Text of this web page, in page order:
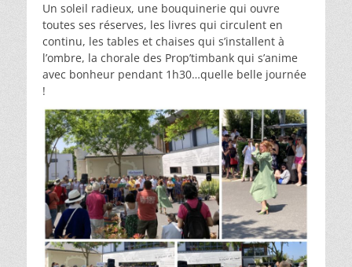
Un soleil radieux, une bouquinerie qui ouvre
toutes ses réserves, les livres qui circulent en
continu, les tables et chaises qui s’installent à
l’ombre, la chorale des Prop’timbank qui s’anime
avec bonheur pendant 1h30…quelle belle journée
!